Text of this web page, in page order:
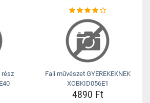
rész
Fali művészet GYEREKEKNEK
XOBKID056E1
4890 Ft